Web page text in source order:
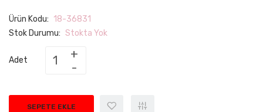
Ürün Kodu: 18-36831
Stok Durumu: Stokta Yok
Adet
SEPETE EKLE